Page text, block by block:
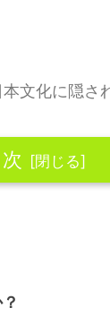
文化に隠さ